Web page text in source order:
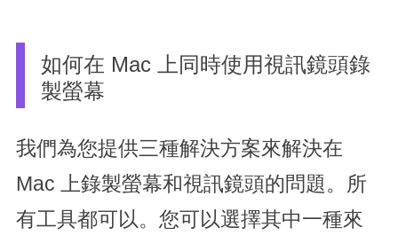
如何在 Mac 上同時使用視訊鏡頭錄
製螢幕
我們為您提供三種解決方案來解決在
Mac 上錄製螢幕和視訊鏡頭的問題。所
有工具都可以。您可以選擇其中一種來